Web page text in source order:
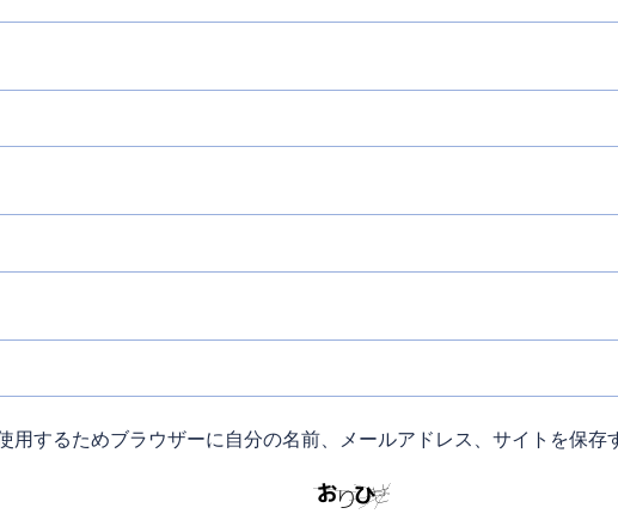
用するためブラウザーに自分の名前、メールアドレス、サイトを保存